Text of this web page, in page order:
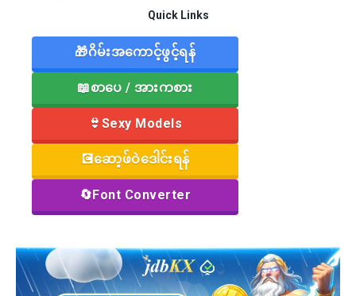
Quick Links
🎁ဂိမ်းအကောင့်ဖွင့်ရန်
📖စာပေ / အားကစား
👙Sexy Models
💽ဆော့ဖ်ဝဲဒေါင်းရန်
🔄Font Converter